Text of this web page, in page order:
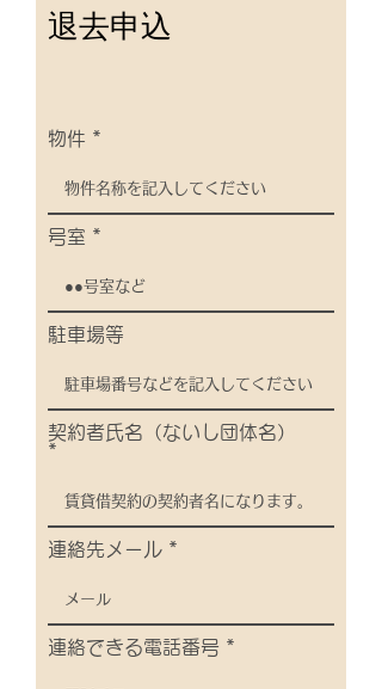
退去申込
物件
号室
駐車場等
契約者氏名（ないし団体名）
連絡先メール
連絡できる電話番号